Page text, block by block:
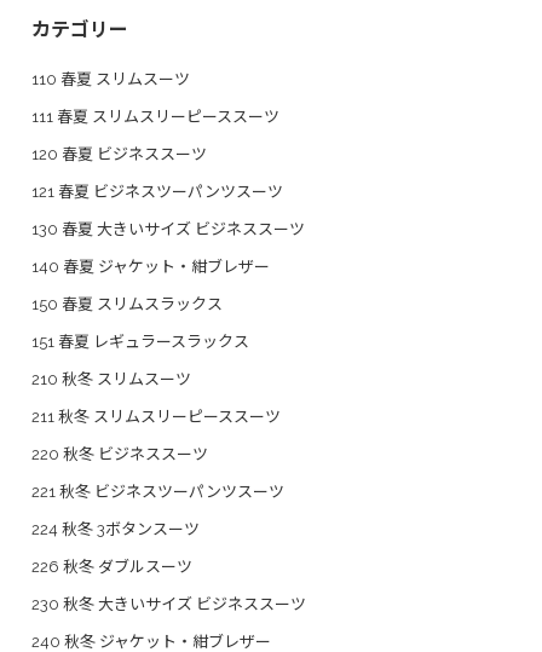
カテゴリー
110 春夏 スリムスーツ
111 春夏 スリムスリーピーススーツ
120 春夏 ビジネススーツ
121 春夏 ビジネスツーパンツスーツ
130 春夏 大きいサイズ ビジネススーツ
140 春夏 ジャケット・紺ブレザー
150 春夏 スリムスラックス
151 春夏 レギュラースラックス
210 秋冬 スリムスーツ
211 秋冬 スリムスリーピーススーツ
220 秋冬 ビジネススーツ
221 秋冬 ビジネスツーパンツスーツ
224 秋冬 3ボタンスーツ
226 秋冬 ダブルスーツ
230 秋冬 大きいサイズ ビジネススーツ
240 秋冬 ジャケット・紺ブレザー